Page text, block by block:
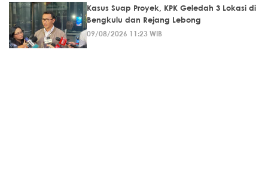
Kasus Suap Proyek, KPK Geledah 3 Lokasi di
Bengkulu dan Rejang Lebong
09/08/2026 11:23 WIB